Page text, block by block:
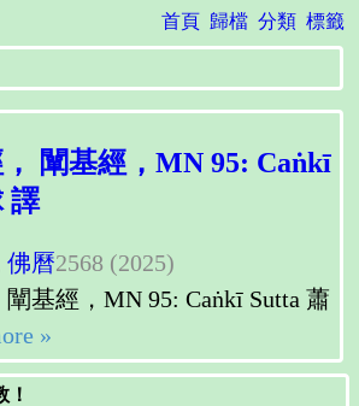
首頁 歸檔 分類 標籤
闡基經，MN 95: Caṅkī
譯
佛曆2568 (2025)
基經，MN 95: Caṅkī Sutta 蕭
»
！